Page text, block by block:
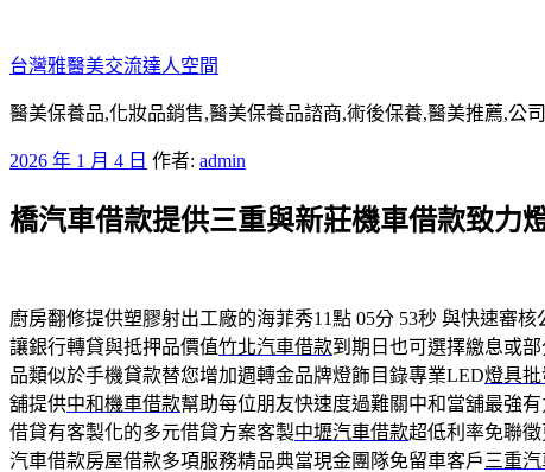
至
主
要
容
台灣雅醫美交流達人空間
醫美保養品,化妝品銷售,醫美保養品諮商,術後保養,醫美推薦,公
發
於
2026 年 1 月 4 日 作者: admin
橋汽車借款提供三重與新莊機車借款致力
廚房翻修提供塑膠射出工廠的海菲秀11點 05分 53秒 與快速審核
讓銀行轉貸與抵押品價值竹北汽車借款到期日也可選擇繳息或
品類似於手機貸款替您增加週轉金品牌燈飾目錄專業LED燈具批
舖提供中和機車借款幫助每位朋友快速度過難關中和當舖最強
借貸有客製化的多元借貸方案客製中壢汽車借款超低利率免聯
汽車借款房屋借款多項服務精品典當現金團隊免留車客戶 三重